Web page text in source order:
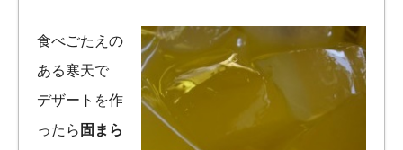
食べごたえの
ある寒天で
デザートを作
ったら 固まら